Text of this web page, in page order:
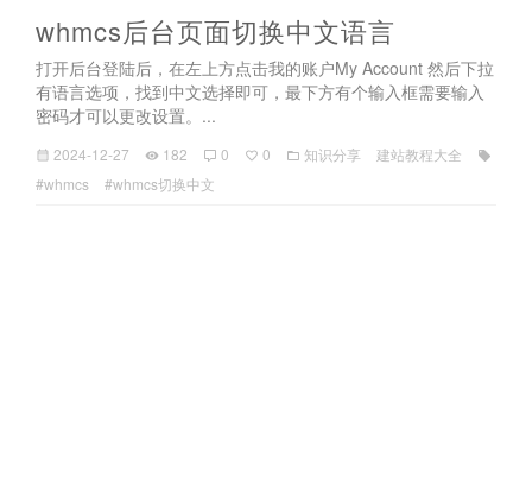
whmcs后台页面切换中文语言
打开后台登陆后，在左上方点击我的账户My Account 然后下拉
有语言选项，找到中文选择即可，最下方有个输入框需要输入
密码才可以更改设置。...
2024-12-27 182 0 0 知识分享
建站教程大全
#whmcs
#whmcs切换中文